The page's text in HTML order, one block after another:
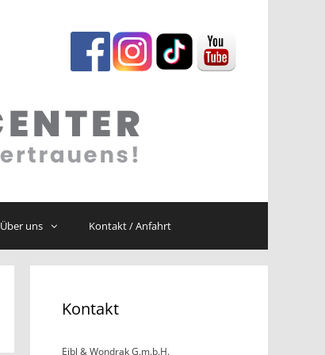
Über uns Kontakt / Anfahrt
Kontakt
Eibl & Wondrak G.m.b.H.